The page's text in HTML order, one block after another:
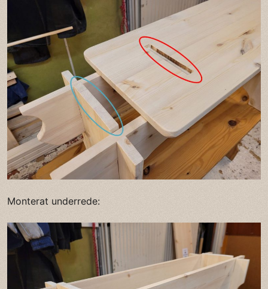
Monterat underrede: